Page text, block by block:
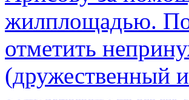
жилплощадью.
отметить
(дружественный